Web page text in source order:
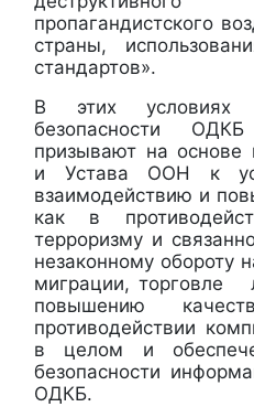
пропагандистского
страны,
стандартов».
В этих условиях
безопасности
призывают на основе
и Устава ООН к
взаимодействию и
как в
терроризму и
незаконному обороту
миграции,
повышению
противодействии
в целом и
безопасности
ОДКБ.